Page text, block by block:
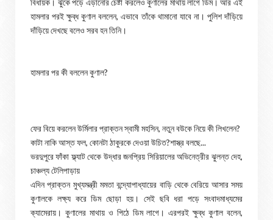
হামলার পরই ক্ষুব্ধ কুণাল বললেন, এভাবে তাঁকে থামানো যাবে না। পুলিশ দাঁড়িয়ে
দাঁড়িয়ে দেখছে বলেও সরব হন তিনি।
হামলার পর কী বললেন কুণাল?
ফের বিয়ে করলেন উর্মিলার প্রাক্তন স্বামী মহসিন, নতুন বউকে নিয়ে কী লিখলেন?
কাটা নাকি আস্ত ফল, কোনটা ঠাকুরকে দেওয়া উচিত?শাস্ত্র বলছে...
ভরদুপুরে ফাঁকা ফ্ল্যাট থেকে উদ্ধার জনপ্রিয় সিরিয়ালের অভিনেত্রীর ঝুলন্ত দেহ,
চাঞ্চল্য টেলিপাড়ায়
এদিন প্রাক্তন মুখ্যমন্ত্রী মমতা বন্দ্যোপাধ্যায়ের বাড়ি থেকে বেরিয়ে আসার সময়
কুণালকে লক্ষ্য করে ডিম ছোড়া হয়। সেই ছবি ধরা পড়ে সংবাদমাধ্যমের
ক্যামেরায়। কুণালের মাথায় ও পিঠে ডিম লাগে। এরপরই ক্ষুব্ধ কুণাল বলেন,